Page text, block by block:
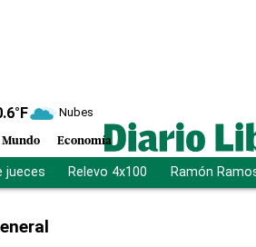
°F Nubes
Mundo Economía
jueces Relevo 4x100 Ramón